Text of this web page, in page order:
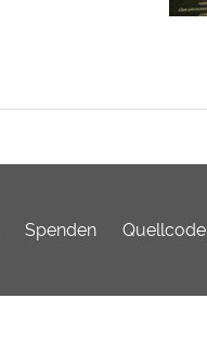
Spenden Quellcode